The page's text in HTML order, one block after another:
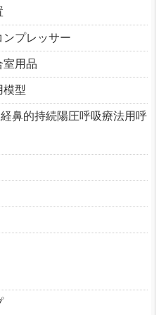
プレッサー
室用品
模型
鼻的持続陽圧呼吸療法用呼